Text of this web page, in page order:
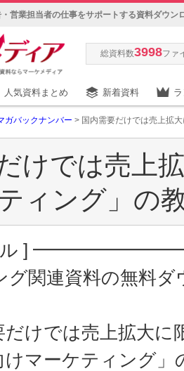
営業担当者の仕事をサポートする資料ダウン
総資料数3998ファ
人気資料まとめ 新着資料
ガバックナンバー > 国内需要だけでは売上拡
けでは売上
ィング」の
ール ]
関連資料の無料ダ
だけでは売上拡大に
ーケティング」